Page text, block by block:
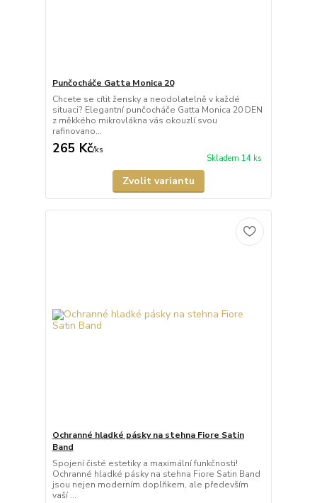
Punčocháče Gatta Monica 20
Chcete se cítit žensky a neodolatelně v každé
situaci? Elegantní punčocháče Gatta Monica 20 DEN
z měkkého mikrovlákna vás okouzlí svou
rafinovano...
265 Kč/ks
Skladem 14 ks
Zvolit variantu
Ochranné hladké pásky na stehna Fiore Satin
Band
Spojení čisté estetiky a maximální funkčnosti!
Ochranné hladké pásky na stehna Fiore Satin Band
jsou nejen moderním doplňkem, ale především
vaší ...